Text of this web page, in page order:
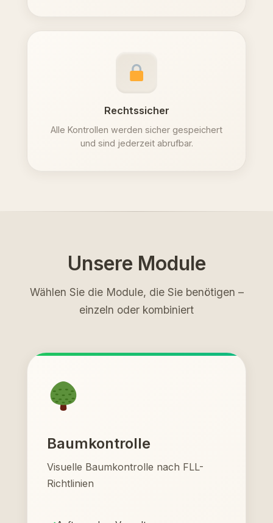
Rechtssicher
Alle Kontrollen werden sicher gespeichert
und sind jederzeit abrufbar.
Unsere Module
Wählen Sie die Module, die Sie benötigen –
einzeln oder kombiniert
Baumkontrolle
Visuelle Baumkontrolle nach FLL-
Richtlinien